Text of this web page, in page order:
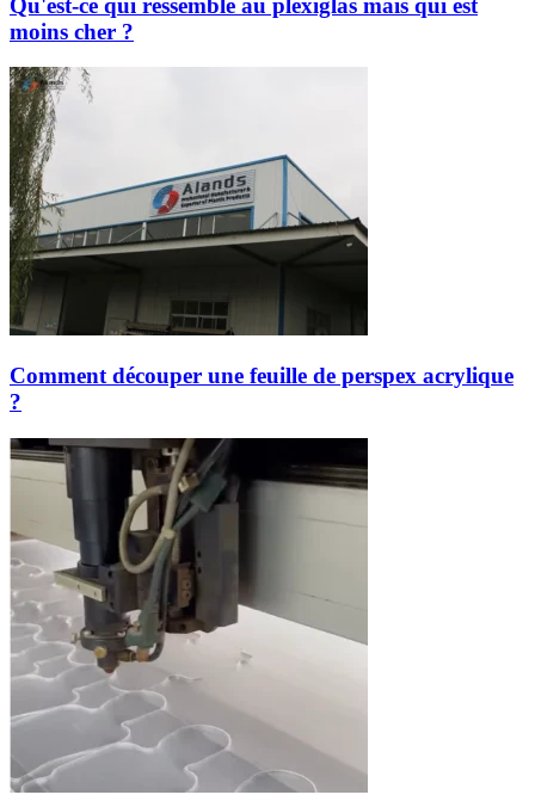
Qu'est-ce qui ressemble au plexiglas mais qui est
moins cher ?
Comment découper une feuille de perspex acrylique
?